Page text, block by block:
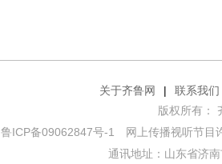
关于齐鲁网 |
联系我们
版权所有：
鲁ICP备09062847号-1 网上传播视听节目
通讯地址：山东省济